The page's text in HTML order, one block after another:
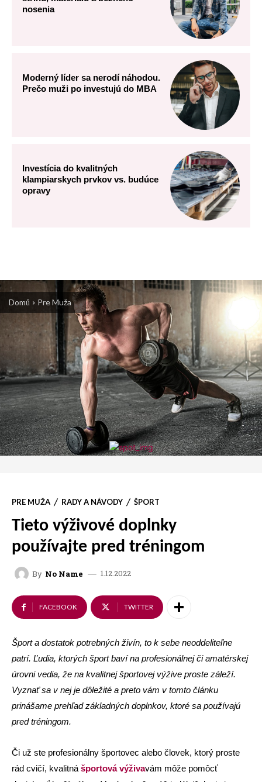
nosenia
Moderný líder sa nerodí náhodou.
Prečo muži po investujú do MBA
Investícia do kvalitných
klampiarskych prvkov vs. budúce
opravy